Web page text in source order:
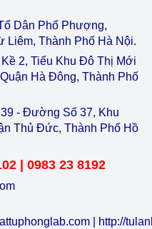
Dân Phố Phượng,
Liêm, Thành Phố Hà Nội.
2, Tiểu Khu Đô Thị Mới
Hà Đông, Thành Phố
- Đường Số 37, Khu
Thủ Đức, Thành Phố Hồ
| 0983 23 8192
http://